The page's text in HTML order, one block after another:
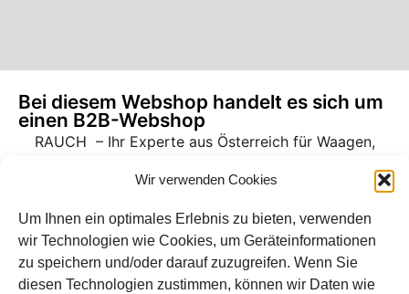
Wir verwenden Cookies
Um Ihnen ein optimales Erlebnis zu bieten, verwenden
wir Technologien wie Cookies, um Geräteinformationen
zu speichern und/oder darauf zuzugreifen. Wenn Sie
diesen Technologien zustimmen, können wir Daten wie
Bei diesem Webshop handelt es sich um
einen B2B-Webshop
RAUCH – Ihr Experte aus Österreich für Waagen,
Zerstäubungstechnik und Lebensmittelmaschinen.
Sämtliche Angebote der A. Rauch GmbH richten sich
nicht an Verbraucher, sondern ausschließlich an
gewerbliche Kunden, Institutionen, Kommunen usw.